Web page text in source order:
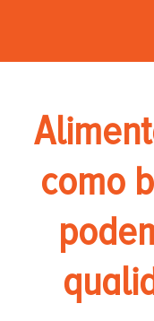
como